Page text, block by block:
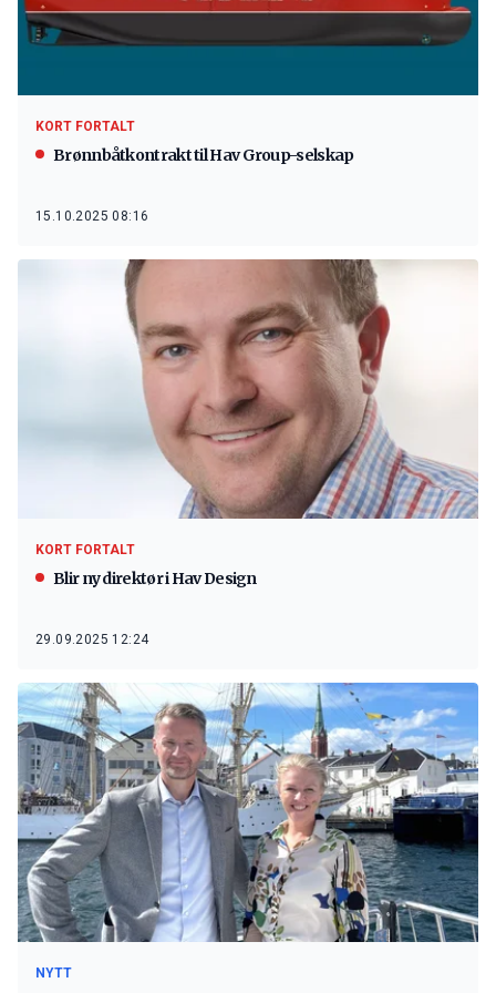
KORT FORTALT
Brønnbåtkontrakt til Hav Group-selskap
15.10.2025 08:16
KORT FORTALT
Blir ny direktør i Hav Design
29.09.2025 12:24
NYTT